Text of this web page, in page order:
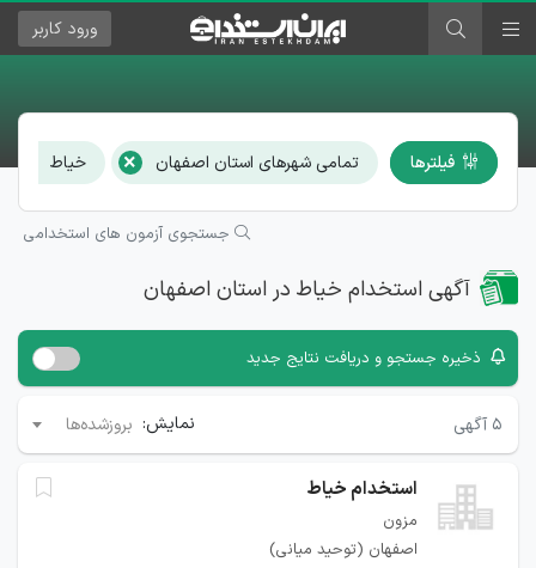
ورود کاربر
فیلترها تمامی شهرهای استان اصفهان × خیاط
جستجوی آزمون های استخدامی
آگهی استخدام خیاط در استان اصفهان
ذخیره جستجو و دریافت نتایج جدید
۵ آگهی نمایش: بروزشده‌ها
استخدام خیاط
مزون
اصفهان (توحید میانی)